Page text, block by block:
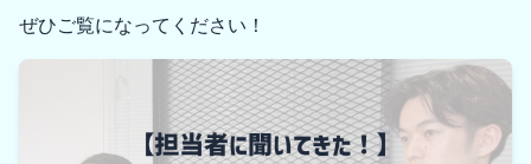
ぜひご覧になってください！